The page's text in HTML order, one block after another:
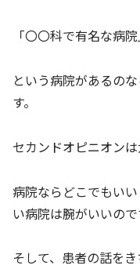
「〇〇科で有名な病院
という病院があるの
す。
セカンドオピニオンは
病院ならどこでもい
い病院は腕がいいので
そして、患者の話を